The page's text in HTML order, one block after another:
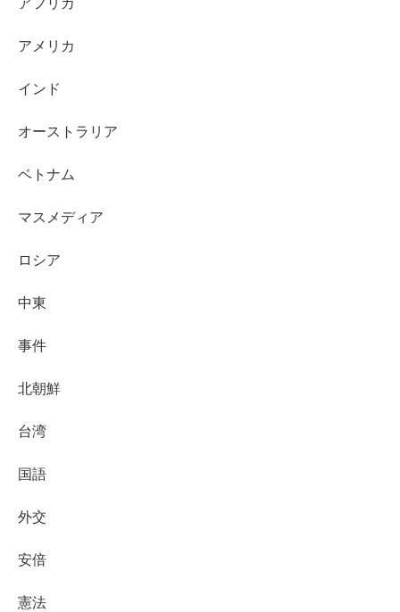
アメリカ
インド
オーストラリア
ベトナム
マスメディア
ロシア
中東
事件
北朝鮮
台湾
国語
外交
安倍
憲法